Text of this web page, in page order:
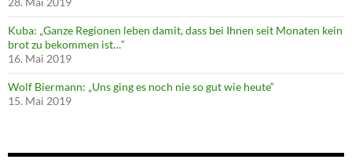
Kuba: „Ganze Regionen leben damit, dass bei Ihnen seit Monaten kein
brot zu bekommen ist…“
16. Mai 2019
Wolf Biermann: „Uns ging es noch nie so gut wie heute“
15. Mai 2019